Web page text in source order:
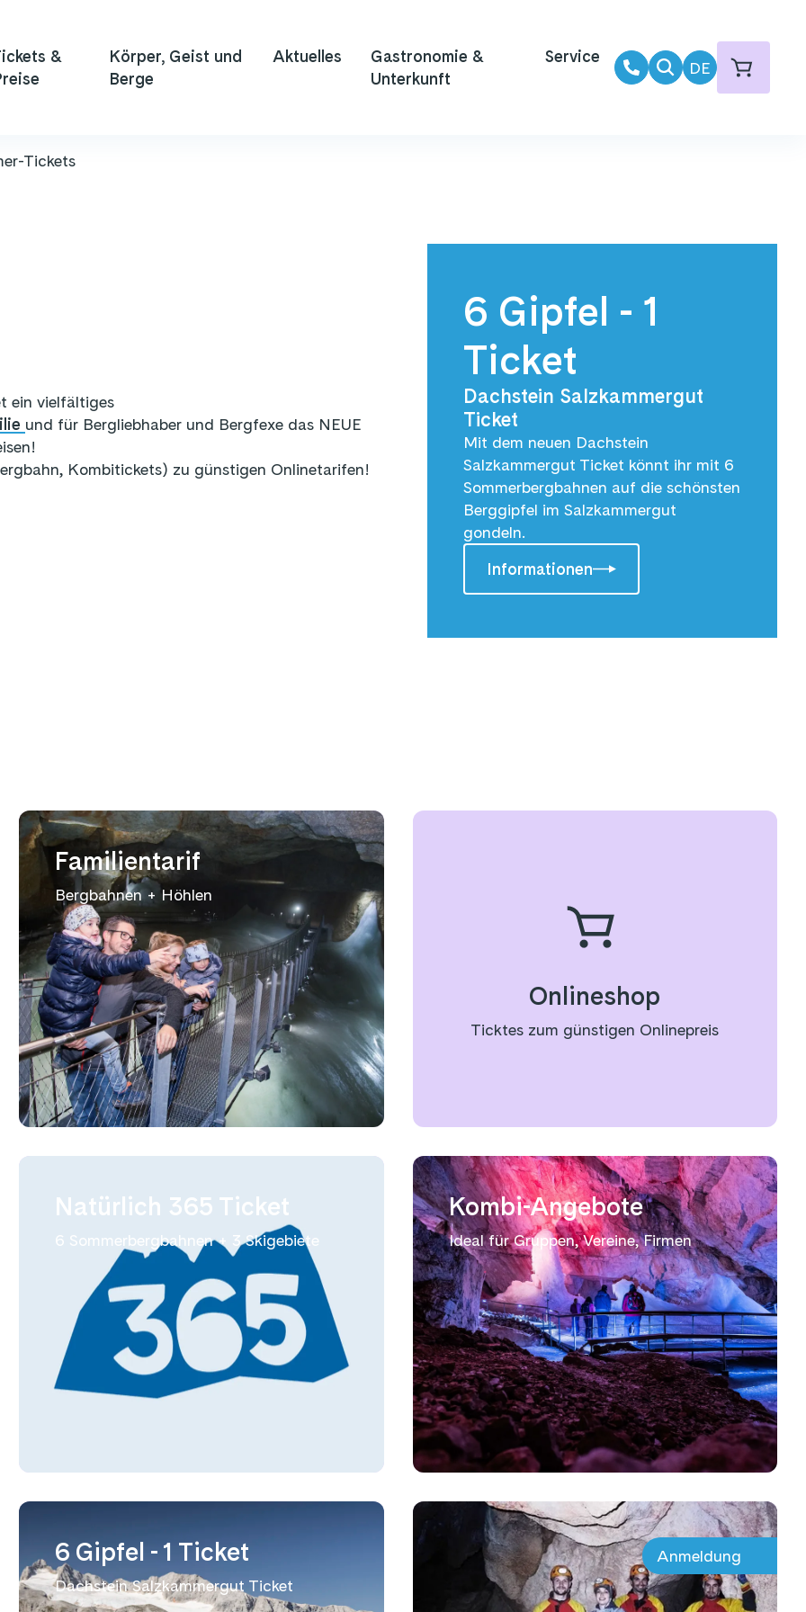
&
Körper, Geist und
Berge
Aktuelles
Gastronomie &
Unterkunft
Service
DE
Tickets
ein vielfältiges
und für Bergliebhaber und Bergfexe das NEUE
Kombitickets) zu günstigen Onlinetarifen!
6 Gipfel - 1
Ticket
Dachstein Salzkammergut
Ticket
Mit dem neuen Dachstein
Salzkammergut Ticket könnt ihr mit 6
Sommerbergbahnen auf die schönsten
Berggipfel im Salzkammergut
gondeln.
Informationen
Familientarif
Bergbahnen + Höhlen
Onlineshop
Ticktes zum günstigen Onlinepreis
Natürlich 365 Ticket
6 Sommerbergbahnen + 3 Skigebiete
Kombi-Angebote
Ideal für Gruppen, Vereine, Firmen
6 Gipfel - 1 Ticket
Dachstein Salzkammergut Ticket
Anmeldung